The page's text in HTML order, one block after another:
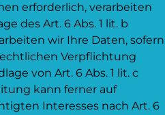
erforderlich, verarbeiten
des Art. 6 Abs. 1 lit. b
wir Ihre Daten, sofern
Verpflichtung
von Art. 6 Abs. 1 lit. c
kann ferner auf
Interesses nach Art. 6